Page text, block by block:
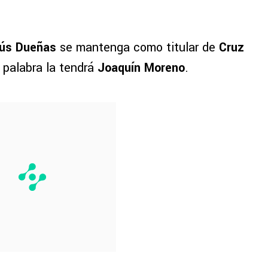
Dueñas se mantenga como titular de Cruz
la tendrá Joaquín Moreno.